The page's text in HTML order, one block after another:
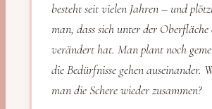
besteht seit vielen Jahren – und
man, dass sich unter der Oberfläche
verändert hat. Man plant noch
die Bedürfnisse gehen auseinander.
man die Schere wieder zusammen?